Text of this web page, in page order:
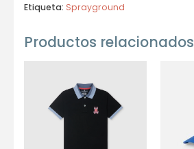
Etiqueta: Sprayground
Productos relacionados